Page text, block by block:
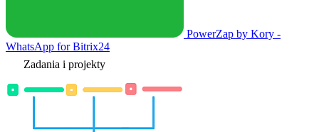
PowerZap by Kory -
WhatsApp for Bitrix24
Zadania i projekty